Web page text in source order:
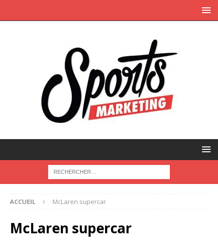
ACCUEIL McLaren supercar
McLaren supercar